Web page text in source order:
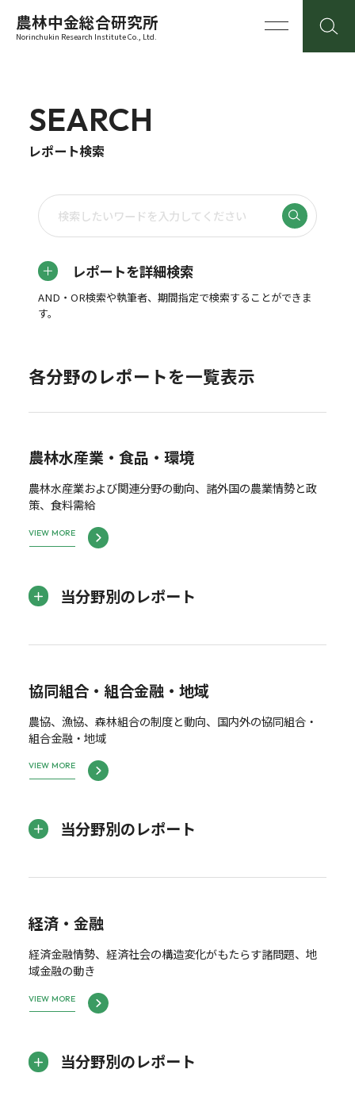
農林中金総合研究所
Norinchukin Research Institute Co., Ltd.
SEARCH
レポート検索
レポートを詳細検索
AND・OR検索や執筆者、期間指定で検索することができま
す。
各分野のレポートを一覧表示
農林水産業・食品・環境
農林水産業および関連分野の動向、諸外国の農業情勢と政
策、食料需給
VIEW MORE
当分野別のレポート
協同組合・組合金融・地域
農協、漁協、森林組合の制度と動向、国内外の協同組合・
組合金融・地域
VIEW MORE
当分野別のレポート
経済・金融
経済金融情勢、経済社会の構造変化がもたらす諸問題、地
域金融の動き
VIEW MORE
当分野別のレポート